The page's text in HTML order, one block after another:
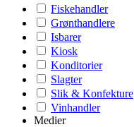
Fiskehandler
Grønthandlere
Isbarer
Kiosk
Konditorier
Slagter
Slik & Konfekture
Vinhandler
Medier